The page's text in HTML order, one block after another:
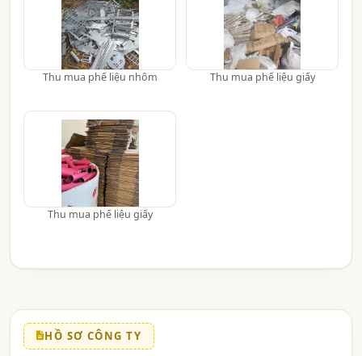
Thu mua phế liệu nhôm Thu mua phế liệu giấy
Thu mua phế liệu giấy
HỒ SƠ CÔNG TY